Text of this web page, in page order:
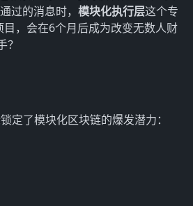
过的消息时， 模块化执行层这个专
，会在6个月后成为改变无数人财
了模块化区块链的爆发潜力：